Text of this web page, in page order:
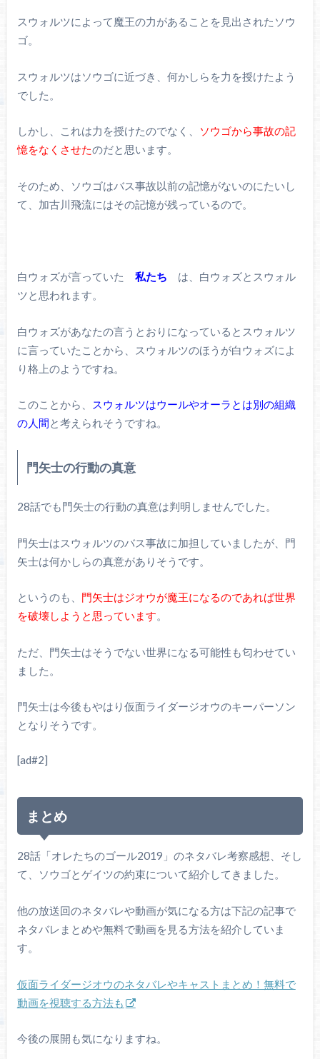
スウォルツによって魔王の力があることを見出されたソウ
ゴ。
スウォルツはソウゴに近づき、何かしらを力を授けたよう
でした。
しかし、これは力を授けたのでなく、
ソウゴから事故の記
憶をなくさせたのだと思います。
そのため、ソウゴはバス事故以前の記憶がないのにたいし
て、加古川飛流にはその記憶が残っているので。
白ウォズが言っていた 私たち は、白ウォズとスウォル
ツと思われます。
白ウォズがあなたの言うとおりになっているとスウォルツ
に言っていたことから、スウォルツのほうが白ウォズによ
り格上のようですね。
このことから、
スウォルツはウールやオーラとは別の組織
の人間と考えられそうですね。
門矢士の行動の真意
28話でも門矢士の行動の真意は判明しませんでした。
門矢士はスウォルツのバス事故に加担していましたが、門
矢士は何かしらの真意がありそうです。
というのも、 門矢士はジオウが魔王になるのであれば世界
を破壊しようと思っています。
ただ、門矢士はそうでない世界になる可能性も匂わせてい
ました。
門矢士は今後もやはり仮面ライダージオウのキーパーソン
となりそうです。
[ad#2]
まとめ
28話「オレたちのゴール2019」のネタバレ考察感想、そし
て、ソウゴとゲイツの約束について紹介してきました。
他の放送回のネタバレや動画が気になる方は下記の記事で
ネタバレまとめや無料で動画を見る方法を紹介していま
す。
仮面ライダージオウのネタバレやキャストまとめ！無料で
動画を視聴する方法も
今後の展開も気になりますね。